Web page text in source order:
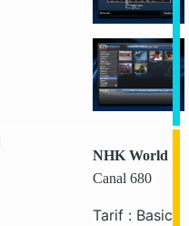
NHK World
Canal 680
Tarif : Basic